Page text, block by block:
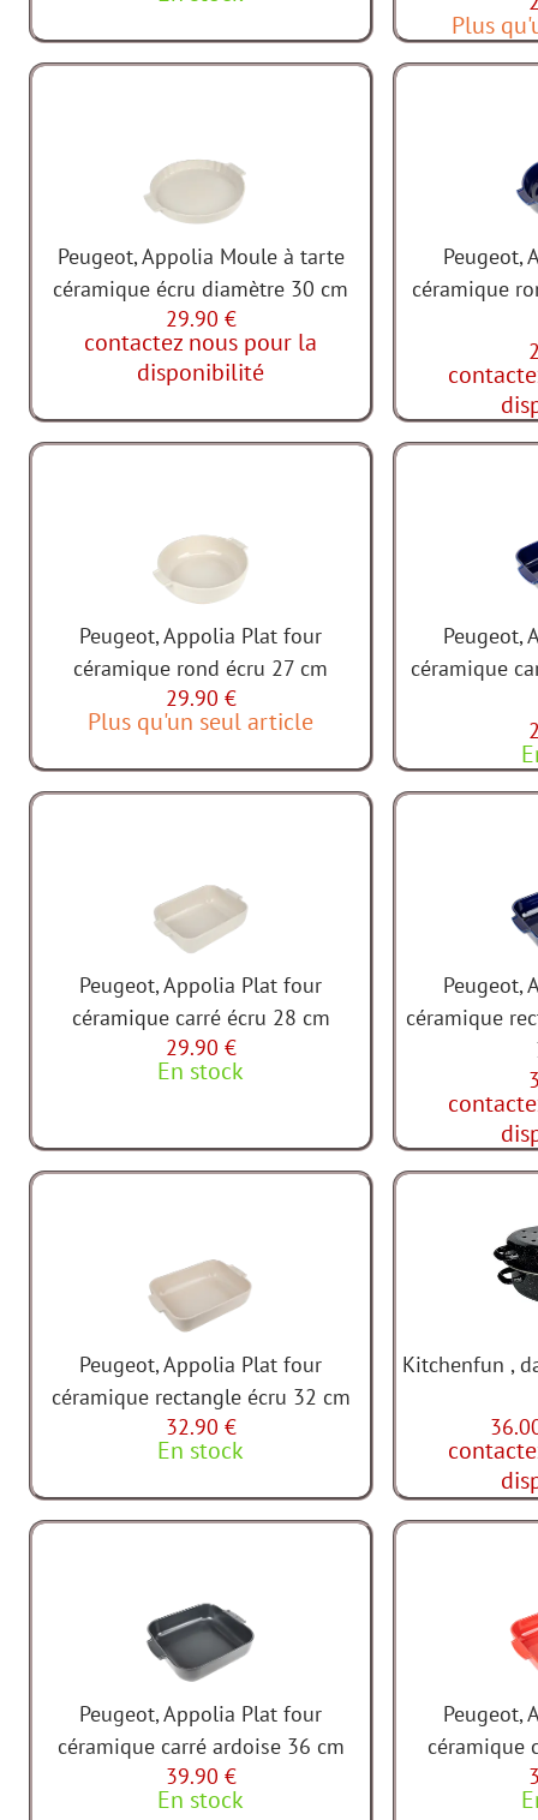
Plus
Peugeot, Appolia Moule à tarte
céramique écru diamètre 30 cm
29.90 €
contactez nous pour la
disponibilité
Peugeot,
céramique
Peugeot, Appolia Plat four
céramique rond écru 27 cm
29.90 €
Plus qu'un seul article
Peugeot,
céramique
Peugeot, Appolia Plat four
céramique carré écru 28 cm
29.90 €
En stock
Peugeot,
céramique
Peugeot, Appolia Plat four
céramique rectangle écru 32 cm
32.90 €
En stock
Kitchenfun ,
Peugeot, Appolia Plat four
céramique carré ardoise 36 cm
39.90 €
En stock
Peugeot,
céramique